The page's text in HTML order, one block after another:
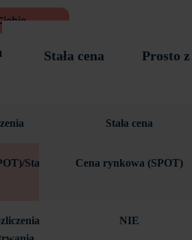
Stała cena Prosto
Stała
Stała cena
Cena rynkowa (SPOT)
w
NIE